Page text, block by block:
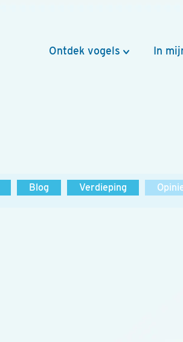
Ontdek vogels In
Blog Verdieping